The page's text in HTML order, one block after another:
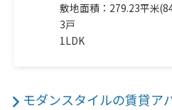
敷地面積：279.23平米
3戸
1LDK
モダンスタイルの賃貸ア